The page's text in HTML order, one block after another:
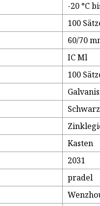
-20 °C
100
60/70
IC Ml
100
Kasten
2031
pradel